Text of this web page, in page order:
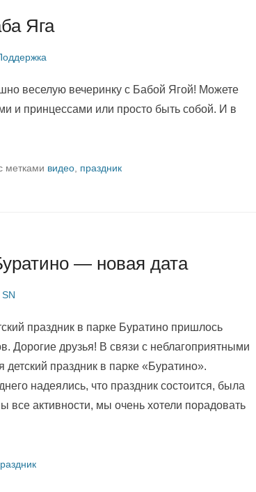
Яга
веселую вечеринку с Бабой Ягой! Можете
и принцессами или просто быть собой. И в
метками видео праздник
— новая дата
SN
праздник в парке Буратино пришлось
Дорогие друзья! В связи с неблагоприятными
праздник в парке «Буратино».
надеялись, что праздник состоится, была
все активности, мы очень хотели порадовать